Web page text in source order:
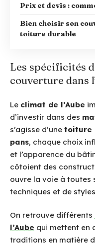
Prix et devis :
Bien choisir son
toiture durable
Les spécificités
couverture dans
Le climat de l’Aube
d’investir dans des
s’agisse d’une toiture
pans, chaque choix
et l’apparence du
côtoient des
ouvre la voie à toutes
techniques et de
On retrouve différents
l’Aube qui mettent en
traditions en matière